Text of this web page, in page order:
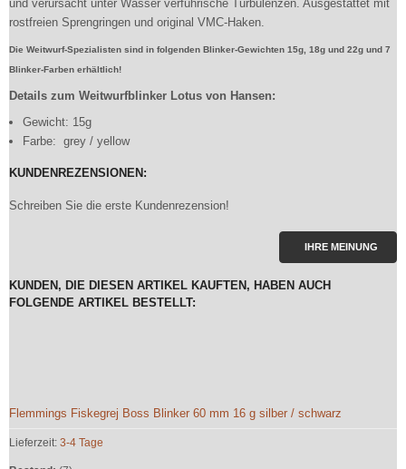
und verursacht unter Wasser verführische Turbulenzen. Ausgestattet mit
rostfreien Sprengringen und original VMC-Haken.
Die Weitwurf-Spezialisten sind in folgenden Blinker-Gewichten 15g, 18g und 22g und 7
Blinker-Farben erhältlich!
Details zum Weitwurfblinker Lotus von Hansen:
Gewicht: 15g
Farbe: grey / yellow
KUNDENREZENSIONEN:
Schreiben Sie die erste Kundenrezension!
IHRE MEINUNG
KUNDEN, DIE DIESEN ARTIKEL KAUFTEN, HABEN AUCH
FOLGENDE ARTIKEL BESTELLT:
Flemmings Fiskegrej Boss Blinker 60 mm 16 g silber / schwarz
Lieferzeit: 3-4 Tage